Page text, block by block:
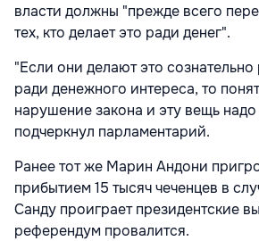
власти должны "прежде всего
тех, кто делает это ради денег".
"Если они делают это сознательно
ради денежного интереса, то
нарушение закона и эту вещь надо
подчеркнул парламентарий.
Ранее тот же Марин Андони
прибытием 15 тысяч чеченцев в
Санду проиграет президентские
референдум провалится.